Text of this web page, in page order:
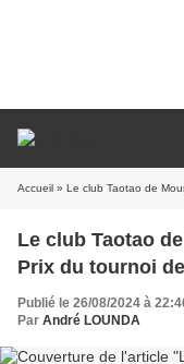
Accueil » Le club Taotao de
Le club Taotao
Prix du tournoi
Publié le 26/08/2024 à
Par André LOUNDA